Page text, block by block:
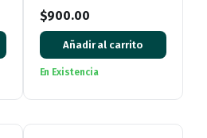
Uno
$900.00
Añadir al carrito
En Existencia